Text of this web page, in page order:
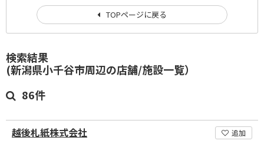
検索結果
(新潟県小千谷市周辺の店舗/施設一覧）
86件
越後札紙株式会社 追加
TOPページに戻る